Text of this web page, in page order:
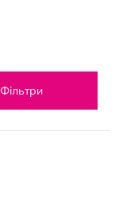
Фільтри